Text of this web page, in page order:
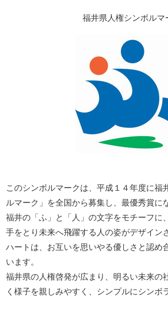
福井県人権シンボルマ
このシンボルマークは、平成１４年度に福
ルマーク」を全国から募集し、最優秀賞に
福井の「ふ」と「人」の文字をモチーフに
手をとり未来へ飛躍する人の姿がデザイン
ハートは、お互いを思いやる優しさと認め
います。
福井県の人権啓発が広まり、明るい未来の
く様子を親しみやすく、シンプルにシンボ